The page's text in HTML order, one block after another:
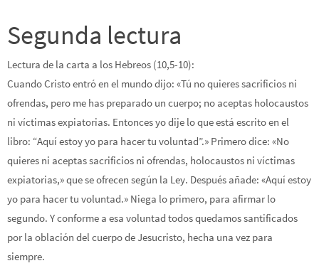
Segunda lectura
Lectura de la carta a los Hebreos (10,5-10):
Cuando Cristo entró en el mundo dijo: «Tú no quieres sacrificios ni
ofrendas, pero me has preparado un cuerpo; no aceptas holocaustos
ni víctimas expiatorias. Entonces yo dije lo que está escrito en el
libro: “Aquí estoy yo para hacer tu voluntad”.» Primero dice: «No
quieres ni aceptas sacrificios ni ofrendas, holocaustos ni víctimas
expiatorias,» que se ofrecen según la Ley. Después añade: «Aquí estoy
yo para hacer tu voluntad.» Niega lo primero, para afirmar lo
segundo. Y conforme a esa voluntad todos quedamos santificados
por la oblación del cuerpo de Jesucristo, hecha una vez para
siempre.